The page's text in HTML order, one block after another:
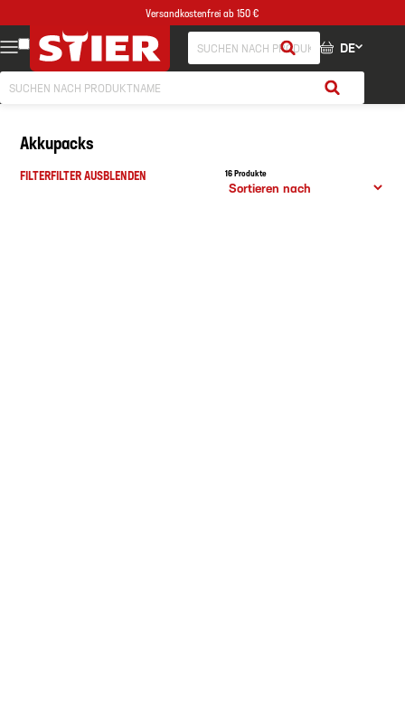
Versandkostenfrei ab 150 €
DE
FILTERFILTER AUSBLENDEN
Akkupacks
16 Produkte